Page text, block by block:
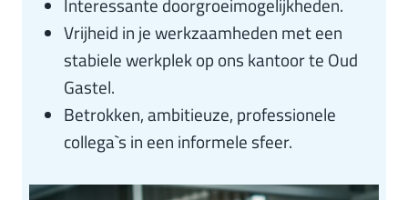
Vrijheid in je werkzaamheden met een
stabiele werkplek op ons kantoor te Oud
Gastel.
Betrokken, ambitieuze, professionele
collega`s in een informele sfeer.